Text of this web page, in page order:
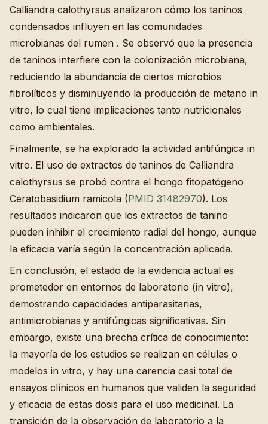
Calliandra calothyrsus analizaron cómo los taninos
condensados influyen en las comunidades
microbianas del rumen . Se observó que la presencia
de taninos interfiere con la colonización microbiana,
reduciendo la abundancia de ciertos microbios
fibrolíticos y disminuyendo la producción de metano in
vitro, lo cual tiene implicaciones tanto nutricionales
como ambientales.
Finalmente, se ha explorado la actividad antifúngica in
vitro. El uso de extractos de taninos de Calliandra
calothyrsus se probó contra el hongo fitopatógeno
Ceratobasidium ramicola (PMID 31482970). Los
resultados indicaron que los extractos de tanino
pueden inhibir el crecimiento radial del hongo, aunque
la eficacia varía según la concentración aplicada.
En conclusión, el estado de la evidencia actual es
prometedor en entornos de laboratorio (in vitro),
demostrando capacidades antiparasitarias,
antimicrobianas y antifúngicas significativas. Sin
embargo, existe una brecha crítica de conocimiento:
la mayoría de los estudios se realizan en células o
modelos in vitro, y hay una carencia casi total de
ensayos clínicos en humanos que validen la seguridad
y eficacia de estas dosis para el uso medicinal. La
transición de la observación de laboratorio a la